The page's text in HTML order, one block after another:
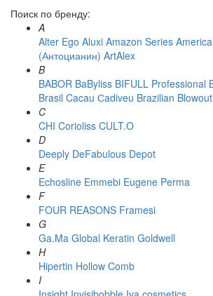
Поиск по бренду:
A
Alter Ego Aluxi Amazon Series
(Антоцианин) ArtAlex
B
BABOR BaByliss BIFULL Professional
Brasil Cacau Сadiveu Brazilian Blowout
C
CHI Corioliss CULT.O
D
Deeply DeFabulous Depot
E
Echosline Emmebi Eugene Perma
F
FOUR REASONS Framesi
G
Ga.Ma Global Keratin Goldwell
H
Hipertin Hollow Comb
I